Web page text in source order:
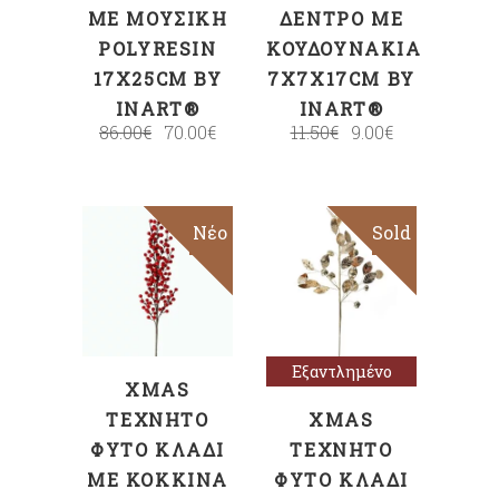
ΜΕ ΜΟΥΣΙΚΉ
POLYRESIN
17X25CM BY
INART®
86.00€ 70.00€
ΔΈΝΤΡΟ ΜΕ
ΚΟΥΔΟΥΝΆΚΙΑ
7X7X17CM BY
INART®
11.50€ 9.00€
Sale
Νέο
ΠΡΟΣΘΉΚΗ
ΣΤΟ ΚΑΛΆΘΙ
XMAS
ΤΕΧΝΗΤΌ
ΦΥΤΌ ΚΛΑΔΊ
ΜΕ ΚΌΚΚΙΝΑ
Sale
Εξαντλημένο
Sold
Διαβάστε
περισσότερα
XMAS
ΤΕΧΝΗΤΌ
ΦΥΤΌ ΚΛΑΔΊ